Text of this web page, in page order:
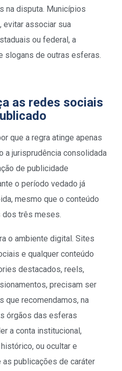
na disputa. Municípios
evitar associar sua
ou federal, a
slogans de outras esferas.
as redes sociais
que a regra atinge apenas
a jurisprudência consolidada
de publicidade
o período vedado já
mesmo que o conteúdo
dos três meses.
o ambiente digital. Sites
e qualquer conteúdo
destacados, reels,
precisam ser
que recomendamos, na
órgãos das esferas
a conta institucional,
ou ocultar e
publicações de caráter